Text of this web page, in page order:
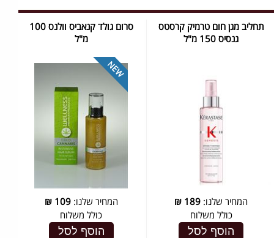
תחליב מגן חום טרמיק קרסטס
גנסיס 150 מ"ל
המחיר שלנו: 189
₪
כולל משלוח
הוסף לסל
סרום גולד קנאביס וולנס 100
מ"ל
המחיר שלנו:109
₪
כולל משלוח
הוסף לסל